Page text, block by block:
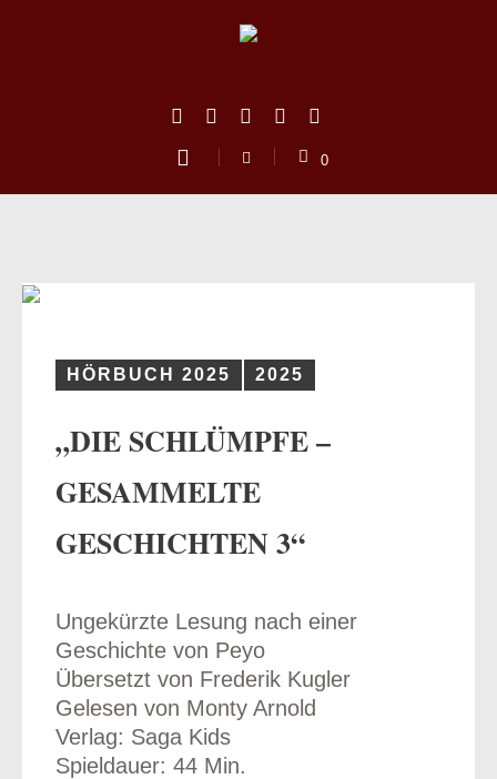
0
HÖRBUCH 2025 2025
„DIE SCHLÜMPFE –
GESAMMELTE
GESCHICHTEN 3“
Ungekürzte Lesung nach einer
Geschichte von Peyo
Übersetzt von Frederik Kugler
Gelesen von Monty Arnold
Verlag: Saga Kids
Spieldauer: 44 Min.